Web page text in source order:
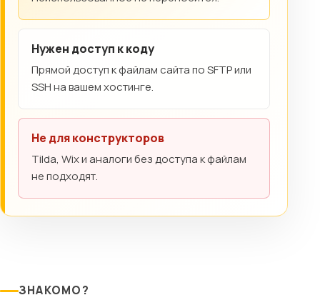
Нужен доступ к коду
Прямой доступ к файлам сайта по SFTP или
SSH на вашем хостинге.
Не для конструкторов
Tilda, Wix и аналоги без доступа к файлам
не подходят.
ЗНАКОМО?